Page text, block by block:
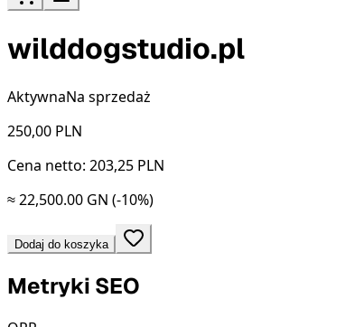
wilddogstudio.pl
AktywnaNa sprzedaż
250,00 PLN
Cena netto: 203,25 PLN
≈ 22,500.00 GN (-10%)
Dodaj do koszyka
Metryki SEO